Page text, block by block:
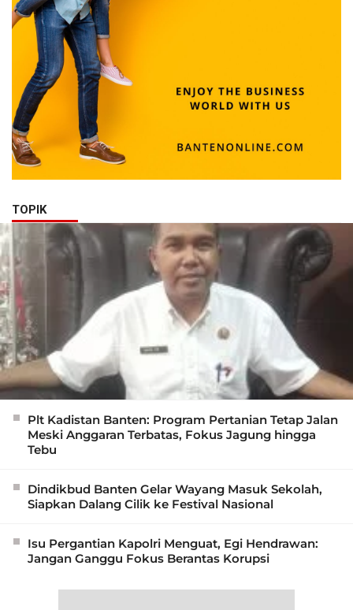
TOPIK
Plt Kadistan Banten: Program Pertanian Tetap Jalan
Meski Anggaran Terbatas, Fokus Jagung hingga
Tebu
Dindikbud Banten Gelar Wayang Masuk Sekolah,
Siapkan Dalang Cilik ke Festival Nasional
Isu Pergantian Kapolri Menguat, Egi Hendrawan:
Jangan Ganggu Fokus Berantas Korupsi